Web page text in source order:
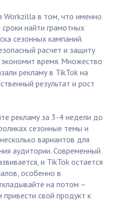
Workzilla в том, что именно
найти грамотных
сезонных кампаний.
расчет и защиту
время. Множество
рекламу в TikTok на
результат и рост
рекламу за 3-4 недели до
сезонные темы и
вариантов для
аудитории. Современный
и TikTok остается
особенно в
на потом –
свой продукт к